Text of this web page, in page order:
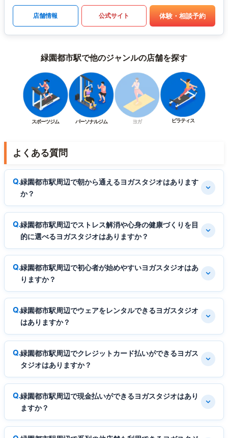
店舗情報 公式サイト 体験・相談予約
緑園都市駅で他のジャンルの店舗を探す
スポーツジム パーソナルジム ヨガ ピラティス
よくある質問
緑園都市駅周辺で朝から通えるヨガスタジオはあります
か？
緑園都市駅周辺でストレス解消や心身の健康づくりを目
的に選べるヨガスタジオはありますか？
緑園都市駅周辺で初心者が始めやすいヨガスタジオはあ
りますか？
緑園都市駅周辺でウェアをレンタルできるヨガスタジオ
はありますか？
緑園都市駅周辺でクレジットカード払いができるヨガス
タジオはありますか？
緑園都市駅周辺で現金払いができるヨガスタジオはあり
ますか？